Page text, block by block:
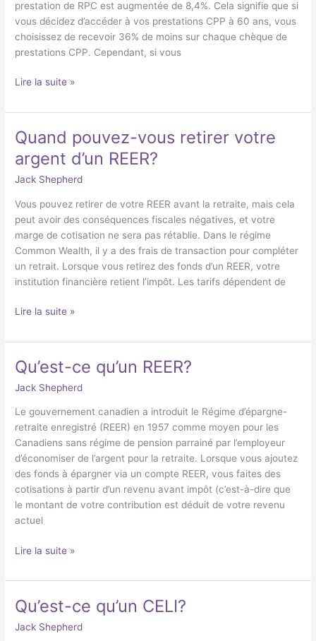
prestation de RPC est augmentée de 8,4%. Cela signifie que si
vous décidez d’accéder à vos prestations CPP à 60 ans, vous
choisissez de recevoir 36% de moins sur chaque chèque de
prestations CPP. Cependant, si vous
CPP?
Lire la suite »
Quand pouvez-vous retirer votre
argent d’un REER?
Jack Shepherd
Vous pouvez retirer de votre REER avant la retraite, mais cela
peut avoir des conséquences fiscales négatives, et votre
marge de cotisation ne sera pas rétablie. Dans le régime
Common Wealth, il y a des frais de transaction pour compléter
un retrait. Lorsque vous retirez des fonds d’un REER, votre
institution financière retient l’impôt. Les tarifs dépendent de
Quand
vous
retirer
argent
d’un
REER?
Lire la suite »
Qu’est-ce qu’un REER?
Jack Shepherd
Le gouvernement canadien a introduit le Régime d’épargne-
retraite enregistré (REER) en 1957 comme moyen pour les
Canadiens sans régime de pension parrainé par l’employeur
d’économiser de l’argent pour la retraite. Lorsque vous ajoutez
des fonds à épargner via un compte REER, vous faites des
cotisations à partir d’un revenu avant impôt (c’est-à-dire que
le montant de votre contribution est déduit de votre revenu
actuel
Qu’est-
qu’un
REER?
Lire la suite »
Qu’est-ce qu’un CELI?
Jack Shepherd
Qu’est-
qu’un